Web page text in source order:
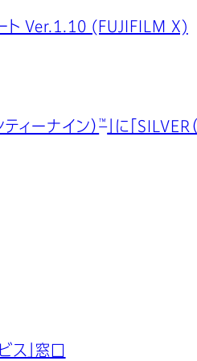
ト Ver.1.10 (FUJIFILM X)
ィーナイン）™」に「SILVER
ス」窓口